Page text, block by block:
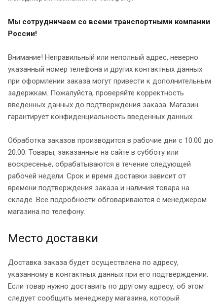
Мы сотрудничаем со всеми транспортными компании
России!
Внимание! Неправильный или неполный адрес, неверно
указанный номер телефона и других контактных данных
при оформлении заказа могут привести к дополнительным
задержкам. Пожалуйста, проверяйте корректность
введенных данных до подтверждения заказа. Магазин
гарантирует конфиденциальность введенных данных.
Обработка заказов производится в рабочие дни с 10.00 до
20.00. Товары, заказанные на сайте в субботу или
воскресенье, обрабатываются в течение следующей
рабочей недели. Срок и время доставки зависит от
времени подтверждения заказа и наличия товара на
складе. Все подробности обговариваются с менеджером
магазина по телефону.
Место доставки
Доставка заказа будет осуществлена по адресу,
указанному в контактных данных при его подтверждении.
Если товар нужно доставить по другому адресу, об этом
следует сообщить менеджеру магазина, который